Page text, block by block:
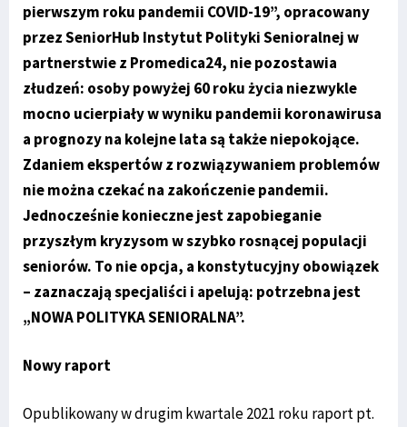
pierwszym roku pandemii COVID-19”, opracowany
przez SeniorHub Instytut Polityki Senioralnej w
partnerstwie z Promedica24, nie pozostawia
złudzeń: osoby powyżej 60 roku życia niezwykle
mocno ucierpiały w wyniku pandemii koronawirusa
a prognozy na kolejne lata są także niepokojące.
Zdaniem ekspertów z rozwiązywaniem problemów
nie można czekać na zakończenie pandemii.
Jednocześnie konieczne jest zapobieganie
przyszłym kryzysom w szybko rosnącej populacji
seniorów. To nie opcja, a konstytucyjny obowiązek
– zaznaczają specjaliści i apelują: potrzebna jest
„NOWA POLITYKA SENIORALNA”.
Nowy raport
Opublikowany w drugim kwartale 2021 roku raport pt.